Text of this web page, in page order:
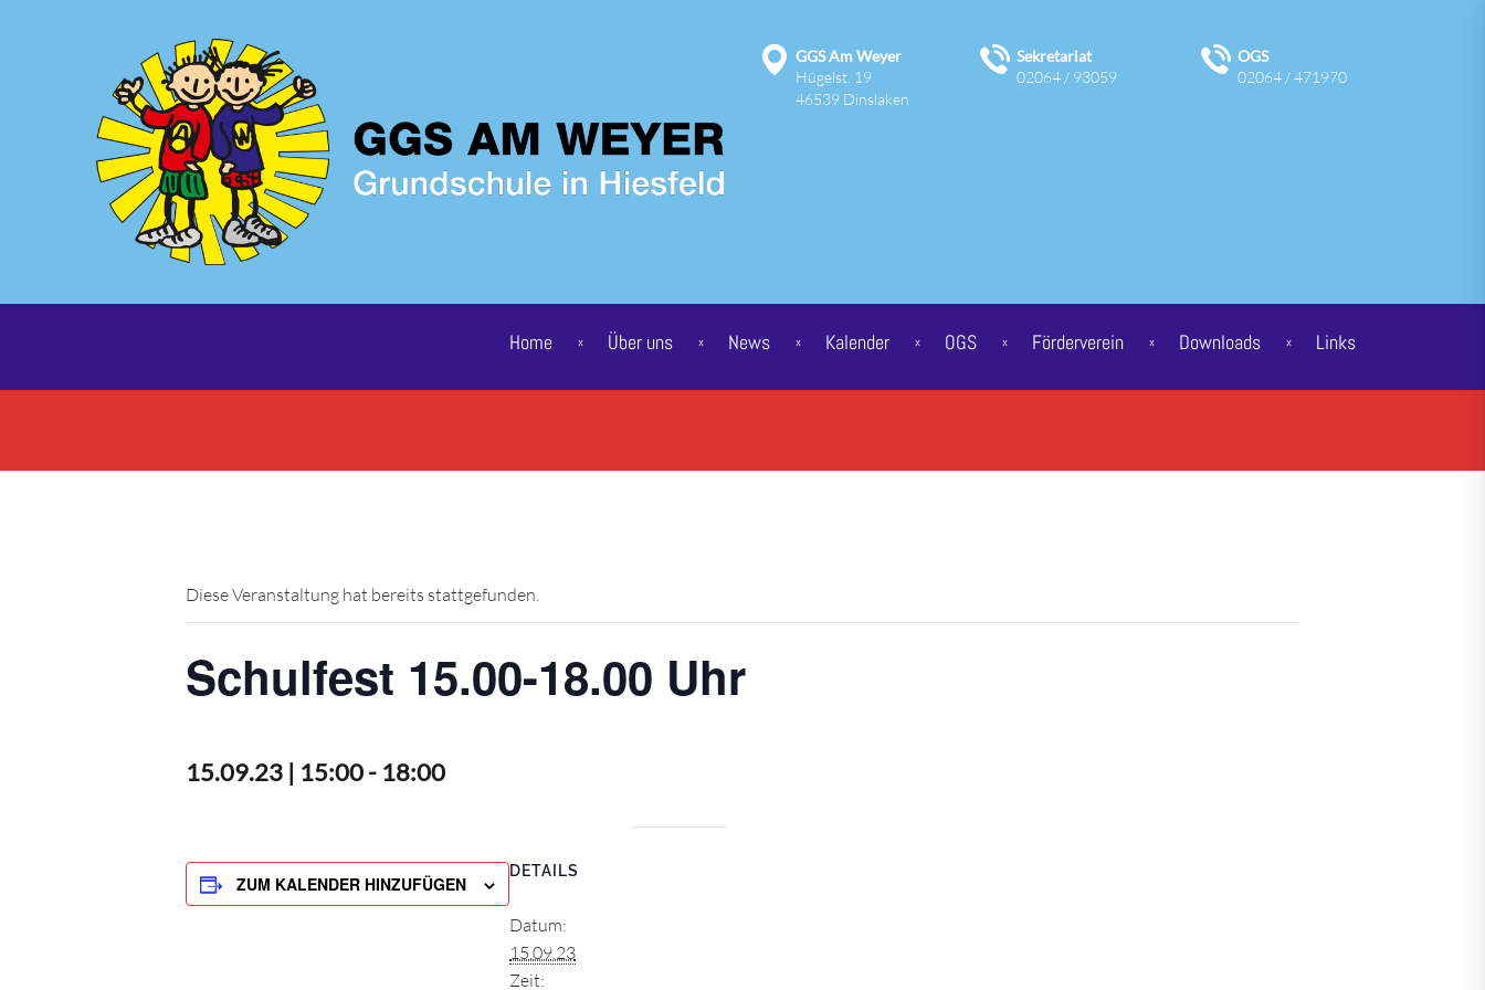
GGS Am Weyer
Hügelst. 19
46539 Dinslaken
Sekretariat
02064 / 93059
OGS
02064 / 471970
Home Über uns News Kalender OGS Förderverein Downloads Links
Diese Veranstaltung hat bereits stattgefunden.
Schulfest 15.00-18.00 Uhr
15.09.23 | 15:00- 18:00
ZUM KALENDER HINZUFÜGEN
DETAILS
Datum:
15.09.23
Zeit: